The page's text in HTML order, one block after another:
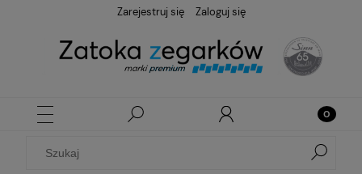
Zarejestruj się Zaloguj się